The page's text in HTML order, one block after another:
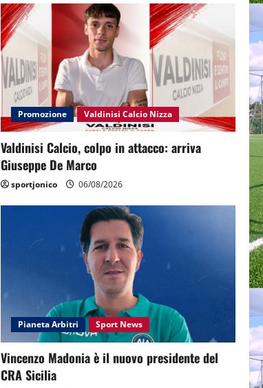
Promozione Valdinisi Calcio Nizza
Valdinisi Calcio, colpo in attacco: arriva
Giuseppe De Marco
sportjonico 06/08/2026
Pianeta Arbitri Sport News
Vincenzo Madonia è il nuovo presidente del
CRA Sicilia